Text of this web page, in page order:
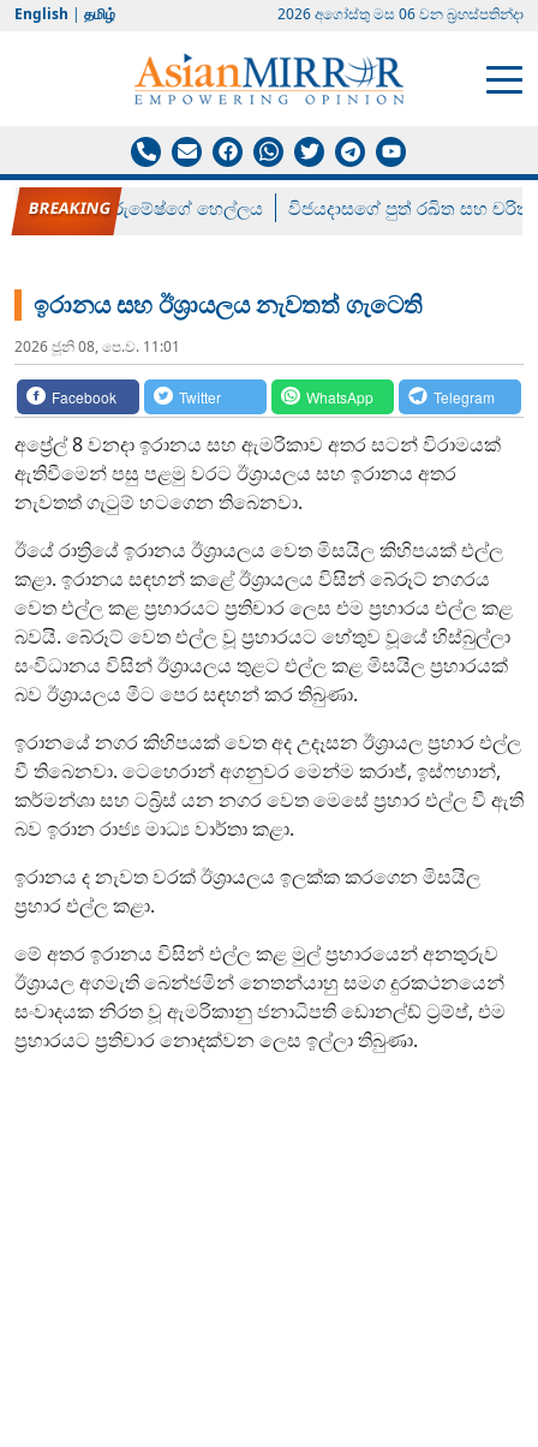
English | தமிழ் 2026 අගෝස්‍තු මස 06 වන බ්‍රහස්පතින්දා
රන් ගෙනා රුමේෂ්ගේ හෙල්ලය විජයදාසගේ පුත් රඛිත සහ චරිත්
ඉරානය සහ ඊශ්‍රායලය නැවතත් ගැටෙති
2026 ජූනි 08, පෙ.ව. 11:01
Facebook Twitter WhatsApp Telegram
අප්‍රේල් 8 වනදා ඉරානය සහ ඇමරිකාව අතර සටන් විරාමයක්
ඇතිවීමෙන් පසු පළමු වරට ඊශ්‍රායලය සහ ඉරානය අතර
නැවතත් ගැටුම් හටගෙන තිබෙනවා.
ඊයේ රාත්‍රියේ ඉරානය ඊශ්‍රායලය වෙත මිසයිල කිහිපයක් එල්ල
කළා. ඉරානය සඳහන් කළේ ඊශ්‍රායලය විසින් බේරූට් නගරය
වෙත එල්ල කළ ප්‍රහාරයට ප්‍රතිචාර ලෙස එම ප්‍රහාරය එල්ල කළ
බවයි. බේරූට් වෙත එල්ල වූ ප්‍රහාරයට හේතුව වූයේ හිස්බුල්ලා
සංවිධානය විසින් ඊශ්‍රායලය තුළට එල්ල කළ මිසයිල ප්‍රහාරයක්
බව ඊශ්‍රායලය මීට පෙර සඳහන් කර තිබුණා.
ඉරානයේ නගර කිහිපයක් වෙත අද උදෑසන ඊශ්‍රායල ප්‍රහාර එල්ල
වී තිබෙනවා. ටෙහෙරාන් අගනුවර මෙන්ම කරාජ්, ඉස්ෆහාන්,
කර්මන්ශා සහ ටබ්‍රිස් යන නගර වෙත මෙසේ ප්‍රහාර එල්ල වී ඇති
බව ඉරාන රාජ්‍ය මාධ්‍ය වාර්තා කළා.
ඉරානය ද නැවත වරක් ඊශ්‍රායලය ඉලක්ක කරගෙන මිසයිල
ප්‍රහාර එල්ල කළා.
මේ අතර ඉරානය විසින් එල්ල කළ මුල් ප්‍රහාරයෙන් අනතුරුව
ඊශ්‍රායල අගමැති බෙන්ජමින් නෙතන්යාහු සමග දුරකථනයෙන්
සංවාදයක නිරත වූ ඇමරිකානු ජනාධිපති ඩොනල්ඩ් ට්‍රම්ප්, එම
ප්‍රහාරයට ප්‍රතිචාර නොදක්වන ලෙස ඉල්ලා තිබුණා.